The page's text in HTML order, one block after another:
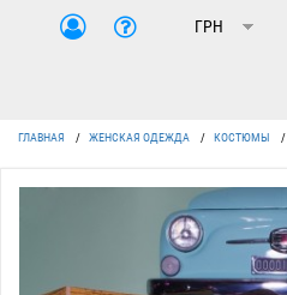
ГЛАВНАЯ / ЖЕНСКАЯ ОДЕЖДА / КОСТЮМЫ /